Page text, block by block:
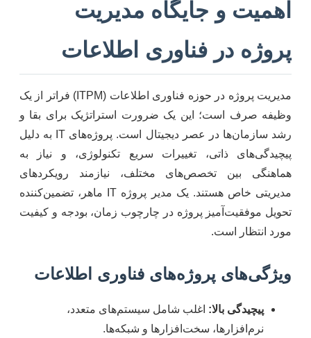
اهمیت و جایگاه مدیریت
پروژه در فناوری اطلاعات
مدیریت پروژه در حوزه فناوری اطلاعات (ITPM) فراتر از یک
وظیفه صرف است؛ این یک ضرورت استراتژیک برای بقا و
رشد سازمان‌ها در عصر دیجیتال است. پروژه‌های IT به دلیل
پیچیدگی‌های ذاتی، تغییرات سریع تکنولوژی، و نیاز به
هماهنگی بین تخصص‌های مختلف، نیازمند رویکردهای
مدیریتی خاص هستند. یک مدیر پروژه IT ماهر، تضمین‌کننده
تحویل موفقیت‌آمیز پروژه در چارچوب زمان، بودجه و کیفیت
مورد انتظار است.
ویژگی‌های پروژه‌های فناوری اطلاعات
پیچیدگی بالا: اغلب شامل سیستم‌های متعدد،
نرم‌افزارها، سخت‌افزارها و شبکه‌ها.